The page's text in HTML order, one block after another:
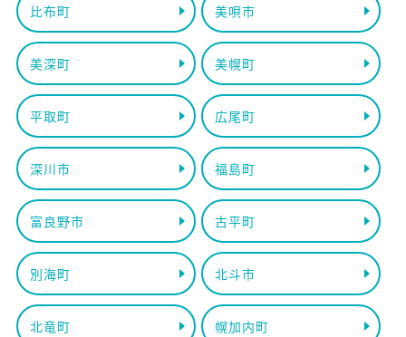
比布町 美唄市
美深町 美幌町
平取町 広尾町
深川市 福島町
富良野市 古平町
別海町 北斗市
北竜町 幌加内町